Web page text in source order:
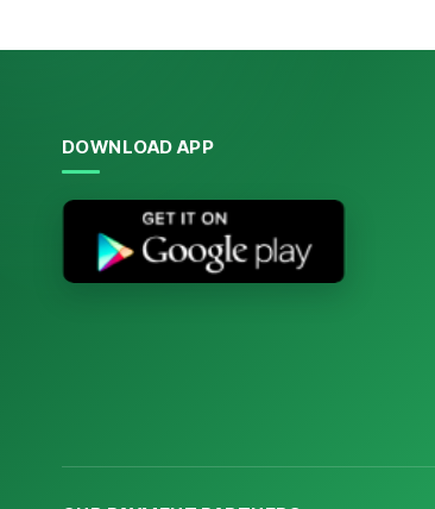
DOWNLOAD APP